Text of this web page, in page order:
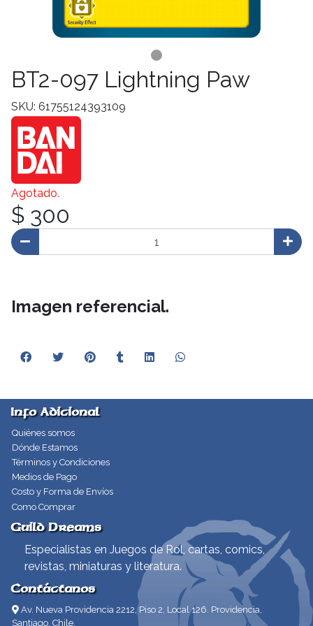
BT2-097 Lightning Paw
SKU: 61755124393109
Agotado.
$ 300
Imagen referencial.
Info Adicional
Quiénes somos
Dónde Estamos
Términos y Condiciones
Medios de Pago
Costo y Forma de Envíos
Como Comprar
Guild Dreams
Especialistas en Juegos de Rol, cartas, comics,
revistas, miniaturas y literatura.
Contáctanos
Av. Nueva Providencia 2212, Piso 2, Local 126. Providencia,
Santiago, Chile.